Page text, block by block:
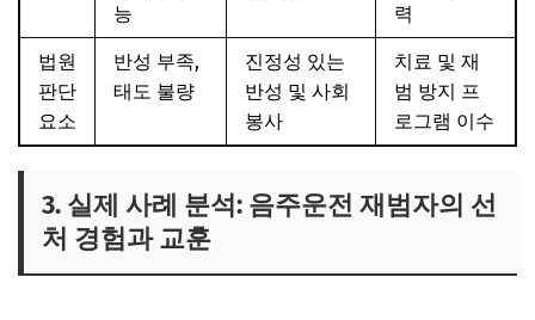
능
력
법원
판단
요소
반성 부족,
태도 불량
진정성 있는
반성 및 사회
봉사
치료 및 재
범 방지 프
로그램 이수
3. 실제 사례 분석: 음주운전 재범자의 선
처 경험과 교훈